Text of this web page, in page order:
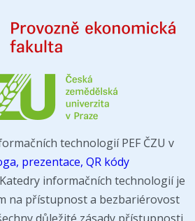
technologií PEF ČZU v
prezentace, QR kódy
informačních technologií je
na přístupnost a bezbariérovost